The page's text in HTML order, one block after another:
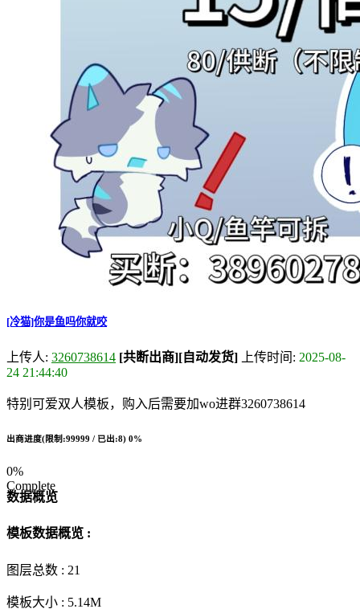
[冷猫]你是鱼吗你就咬
上传人: 3260738614 [共断出商][自动发货] 上传时间: 2025-08-
24 21:44:40
特别可爱双人模板，购入后需要加wo进群3260738614
出商进度(限制:99999 / 已出:8) 0%
0%
Complete
数据概览
模板数据概览 :
图层总数 : 21
模板大小 : 5.14M